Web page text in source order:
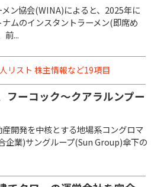
ン協会(WINA)によると、2025年に
ナムのインスタントラーメン(即席め
前...
リスト 株主情報など19項目
フーコック～クアラルンプー
開発を中核とする地場系コングロマ
企業)サングループ(Sun Group)傘下の